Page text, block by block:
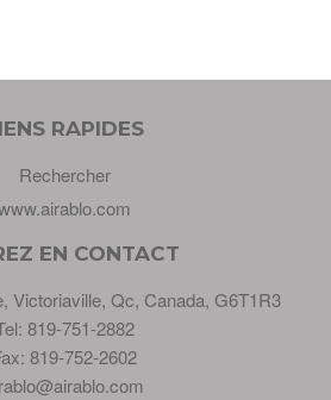
RAPIDES
Rechercher
EN CONTACT
Victoriaville, Qc, Canada, G6T1R3
819-751-2882
819-752-2602